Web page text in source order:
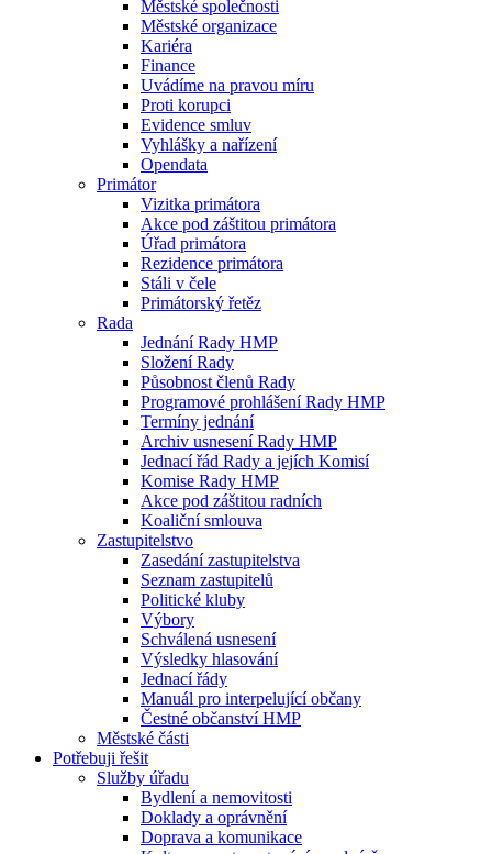
Městské společnosti
Městské organizace
Kariéra
Finance
Uvádíme na pravou míru
Proti korupci
Evidence smluv
Vyhlášky a nařízení
Opendata
Primátor
Vizitka primátora
Akce pod záštitou primátora
Úřad primátora
Rezidence primátora
Stáli v čele
Primátorský řetěz
Rada
Jednání Rady HMP
Složení Rady
Působnost členů Rady
Programové prohlášení Rady HMP
Termíny jednání
Archiv usnesení Rady HMP
Jednací řád Rady a jejích Komisí
Komise Rady HMP
Akce pod záštitou radních
Koaliční smlouva
Zastupitelstvo
Zasedání zastupitelstva
Seznam zastupitelů
Politické kluby
Výbory
Schválená usnesení
Výsledky hlasování
Jednací řády
Manuál pro interpelující občany
Čestné občanství HMP
Městské části
Potřebuji řešit
Služby úřadu
Bydlení a nemovitosti
Doklady a oprávnění
Doprava a komunikace